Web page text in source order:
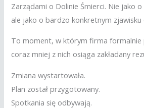
Zarządami o Dolinie Śmierci. Nie jako
ale jako o bardzo konkretnym zjawisku
To moment, w którym firma formalnie
coraz mniej z nich osiąga zakładany
Zmiana wystartowała.
Plan został przygotowany.
Spotkania się odbywają.